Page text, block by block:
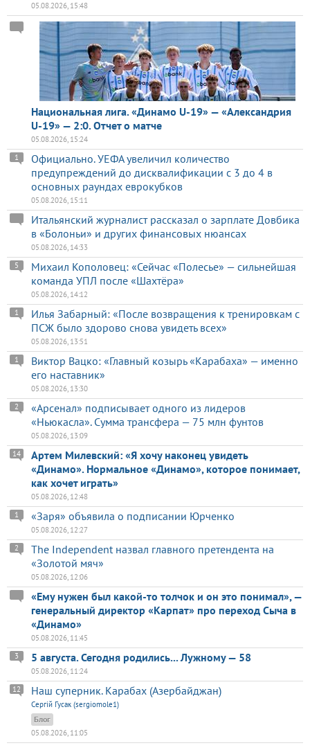
05.08.2026, 15:48
Национальная лига. «Динамо U-19» — «Александрия
U-19» — 2:0. Отчет о матче
05.08.2026, 15:24
Официально. УЕФА увеличил количество
предупреждений до дисквалификации с 3 до 4 в
основных раундах еврокубков
1
05.08.2026, 15:11
Итальянский журналист рассказал о зарплате Довбика
в «Болоньи» и других финансовых нюансах
05.08.2026, 14:33
Михаил Кополовец: «Сейчас «Полесье» — сильнейшая
команда УПЛ после «Шахтёра»
5
05.08.2026, 14:12
Илья Забарный: «После возвращения к тренировкам с
ПСЖ было здорово снова увидеть всех»
1
05.08.2026, 13:51
Виктор Вацко: «Главный козырь «Карабаха» — именно
его наставник»
1
05.08.2026, 13:30
«Арсенал» подписывает одного из лидеров
«Ньюкасла». Сумма трансфера — 75 млн фунтов
2
05.08.2026, 13:09
Артем Милевский: «Я хочу наконец увидеть
«Динамо». Нормальное «Динамо», которое понимает,
как хочет играть»
14
05.08.2026, 12:48
«Заря» объявила о подписании Юрченко
1
05.08.2026, 12:27
The Independent назвал главного претендента на
«Золотой мяч»
2
05.08.2026, 12:06
«Ему нужен был какой-то толчок и он это понимал», —
генеральный директор «Карпат» про переход Сыча в
«Динамо»
05.08.2026, 11:45
5 августа. Сегодня родились... Лужному — 58
3
05.08.2026, 11:24
Наш суперник. Карабах (Азербайджан)
12
Сергій Гусак (sergiomole1)
Блог
05.08.2026, 11:05